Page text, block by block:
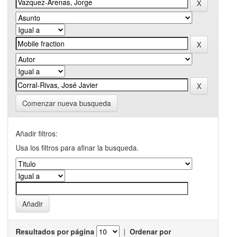
Comenzar nueva busqueda
Añadir filtros:
Usa los filtros para afinar la busqueda.
Resultados por página | Ordenar por